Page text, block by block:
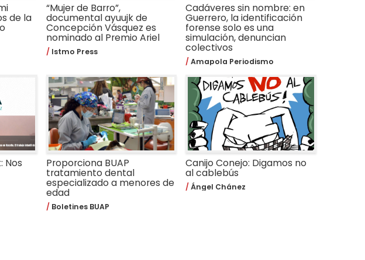
de la
“Mujer de Barro”,
documental ayuujk de
Concepción Vásquez es
nominado al Premio Ariel
Istmo Press
Cadáveres sin nombre: en
Guerrero, la identificación
forense solo es una
simulación, denuncian
colectivos
Amapola Periodismo
Nos Proporciona BUAP
tratamiento dental
especializado a menores de
edad
Boletines BUAP
Canijo Conejo: Digamos no
al cablebús
Ángel Chánez